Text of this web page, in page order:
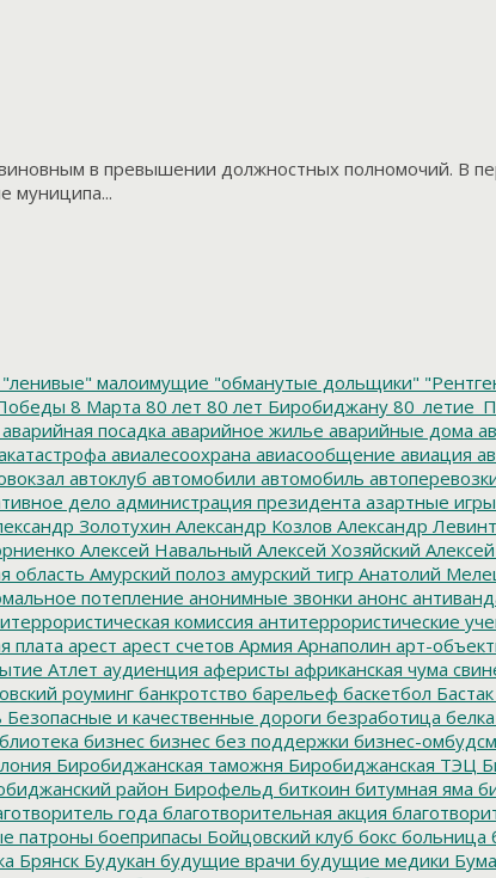
в превышении должностных полномочий. В
муниципа...
"ленивые" малоимущие "обманутые дольщики"
8 Марта 80 лет 80 лет Биробиджану
аварийная посадка аварийное жилье аварийные дома
авиалесоохрана авиасообщение авиация
автоклуб автомобили автомобиль
дело администрация президента азартные игры
Золотухин Александр Козлов Александр
Алексей Навальный Алексей Хозяйский
область Амурский полоз амурский тигр Анатолий
потепление анонимные звонки анонс
комиссия антитеррористические
плата арест арест счетов Армия Арнаполин арт-
Атлет аудиенция аферисты африканская чума
роумингбанкротство барельеф баскетбол Бастак
Безопасные и качественные дороги безработица белка
бизнес бизнес без поддержки бизнес-
Биробиджанская таможня Биробиджанская ТЭЦ
район Бирофельд биткоин битумная яма
года благотворительная акция
патроны боеприпасы Бойцовский клуб бокс больница
Брянск Будукан будущие врачи будущие медики